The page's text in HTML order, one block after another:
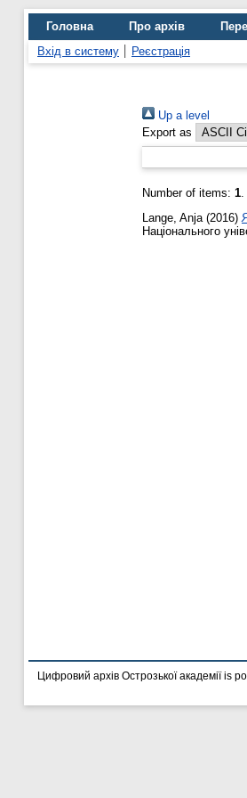
Головна Про архів
Вхід в систему
Реєстрація
Up a level
Export as
Number of items: 1.
Lange, Anja (2016)
Національного
Цифровий архів Острозької академії is